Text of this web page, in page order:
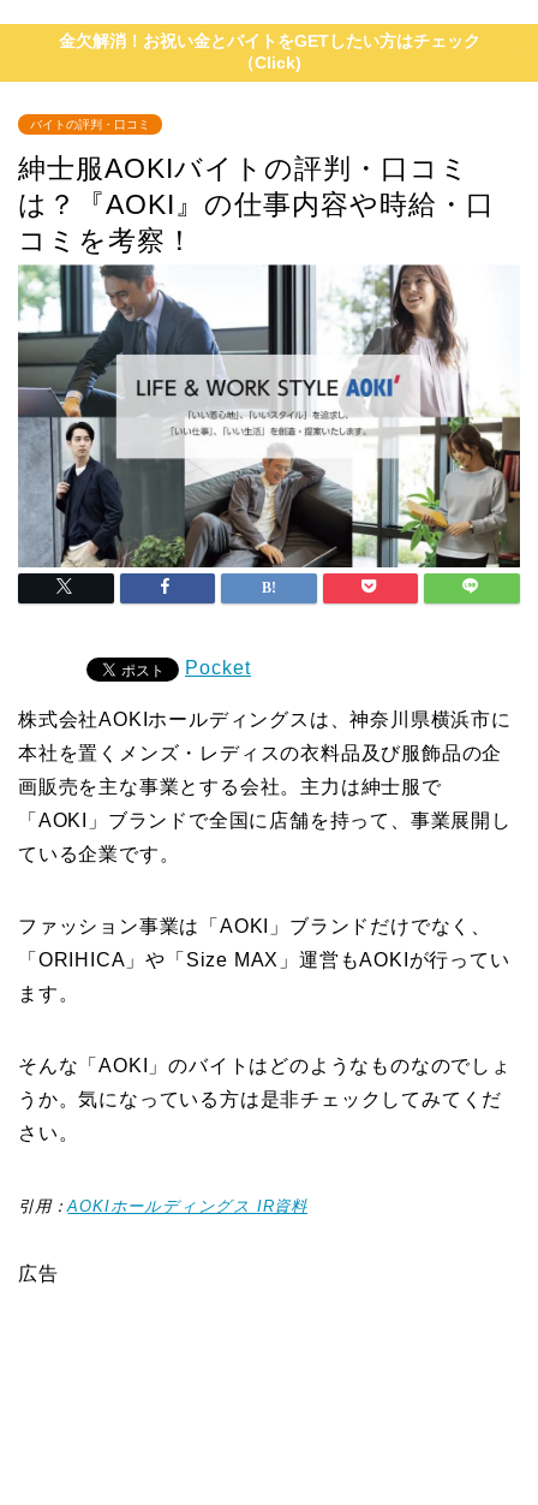
金欠解消！お祝い金とバイトをGETしたい方はチェック
（Click)
バイトの評判・口コミ
紳士服AOKIバイトの評判・口コミ
は？『AOKI』の仕事内容や時給・口
コミを考察！
Pocket
株式会社AOKIホールディングスは、神奈川県横浜市に
本社を置くメンズ・レディスの衣料品及び服飾品の企
画販売を主な事業とする会社。主力は紳士服で
「AOKI」ブランドで全国に店舗を持って、事業展開し
ている企業です。
ファッション事業は「AOKI」ブランドだけでなく、
「ORIHICA」や「Size MAX」運営もAOKIが行ってい
ます。
そんな「AOKI」のバイトはどのようなものなのでしょ
うか。気になっている方は是非チェックしてみてくだ
さい。
引用：AOKIホールディングス IR資料
広告